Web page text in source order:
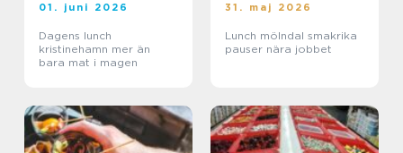
01. juni 2026
Dagens lunch
kristinehamn mer än
bara mat i magen
31. maj 2026
Lunch mölndal smakrika
pauser nära jobbet